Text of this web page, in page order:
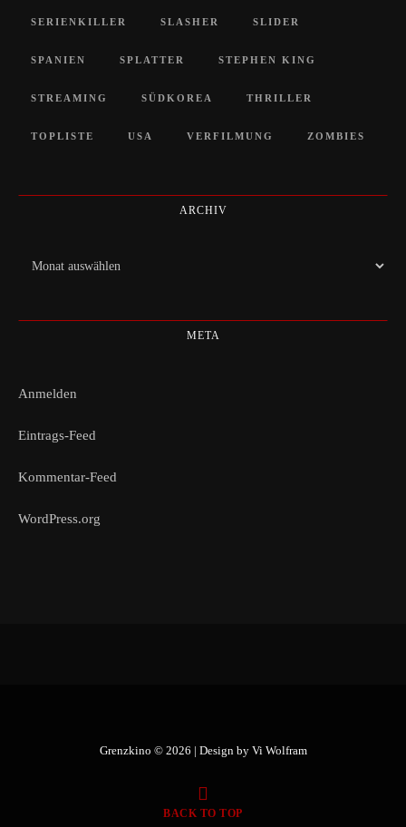
SERIENKILLER SLASHER SLIDER
SPANIEN SPLATTER STEPHEN KING
STREAMING SÜDKOREA THRILLER
TOPLISTE USA VERFILMUNG ZOMBIES
ARCHIV
Archiv
META
Anmelden
Eintrags-Feed
Kommentar-Feed
WordPress.org
Grenzkino © 2026 | Design by Vi Wolfram
BACK TO TOP